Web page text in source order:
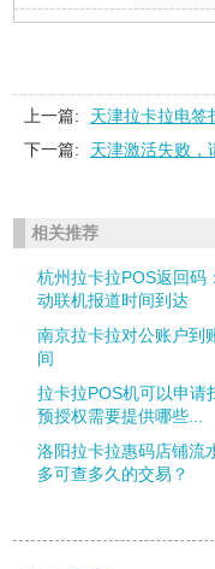
上一篇:
天津拉卡拉电签
下一篇:
天津激活失败，
相关推荐
杭州拉卡拉POS返回码
动联机报道时间到达
南京拉卡拉对公账户到
间
拉卡拉POS机可以申请
预授权需要提供哪些...
洛阳拉卡拉惠码店铺流
多可查多久的交易？